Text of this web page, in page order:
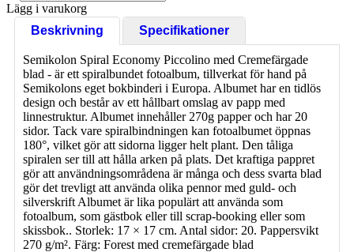
Lägg i varukorg
Beskrivning
Specifikationer
Semikolon Spiral Economy Piccolino med Cremefärgade
blad - är ett spiralbundet fotoalbum, tillverkat för hand på
Semikolons eget bokbinderi i Europa. Albumet har en tidlös
design och består av ett hållbart omslag av papp med
linnestruktur. Albumet innehåller 270g papper och har 20
sidor. Tack vare spiralbindningen kan fotoalbumet öppnas
180°, vilket gör att sidorna ligger helt plant. Den tåliga
spiralen ser till att hålla arken på plats. Det kraftiga pappret
gör att användningsområdena är många och dess svarta blad
gör det trevligt att använda olika pennor med guld- och
silverskrift Albumet är lika populärt att använda som
fotoalbum, som gästbok eller till scrap-booking eller som
skissbok.. Storlek: 17 × 17 cm. Antal sidor: 20. Pappersvikt
270 g/m². Färg: Forest med cremefärgade blad